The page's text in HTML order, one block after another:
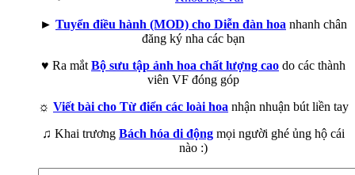
► Tuyển điều hành (MOD) cho Diễn đàn hoa nhanh chân
đăng ký nha các bạn
♥ Ra mắt Bộ sưu tập ảnh hoa chất lượng cao do các thành
viên VF đóng góp
☼ Viết bài cho Từ điển các loài hoa nhận nhuận bút liền tay
♫ Khai trương Bách hóa di động mọi người ghé ủng hộ cái
nào :)